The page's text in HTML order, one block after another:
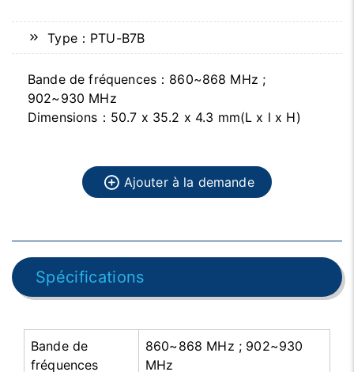
Type：PTU-B7B
Bande de fréquences：860~868 MHz ;
902~930 MHz
Dimensions：50.7 x 35.2 x 4.3 mm(L x l x H)
Ajouter à la demande
Spécifications
Bande de
fréquences
860~868 MHz ; 902~930
MHz